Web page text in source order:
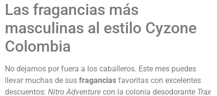
Las fragancias más
masculinas al estilo Cyzone
Colombia
No dejamos por fuera a los caballeros. Este mes puedes
llevar muchas de sus fragancias favoritas con excelentes
descuentos: Nitro Adventure con la colonia desodorante Trax